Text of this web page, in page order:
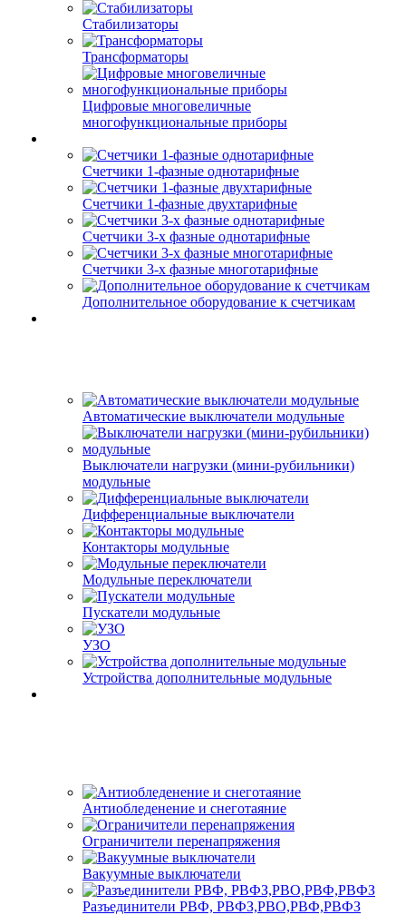
Стабилизаторы
Трансформаторы
Цифровые многовеличные
многофункциональные приборы
Счетчики 1-фазные однотарифные
Счетчики 1-фазные двухтарифные
Счетчики 3-х фазные однотарифные
Счетчики 3-х фазные многотарифные
Дополнительное оборудование к счетчикам
Автоматические выключатели модульные
Выключатели нагрузки (мини-рубильники)
модульные
Дифференциальные выключатели
Контакторы модульные
Модульные переключатели
Пускатели модульные
УЗО
Устройства дополнительные модульные
Антиобледенение и снеготаяние
Ограничители перенапряжения
Вакуумные выключатели
Разъединители РВФ, РВФЗ,РВО,РВФ,РВФЗ